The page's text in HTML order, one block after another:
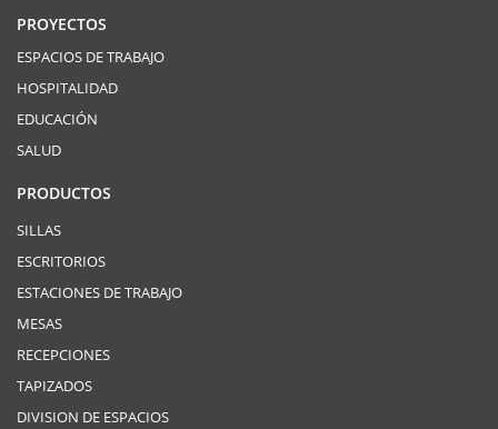
PROYECTOS
ESPACIOS DE TRABAJO
HOSPITALIDAD
EDUCACIÓN
SALUD
PRODUCTOS
SILLAS
ESCRITORIOS
ESTACIONES DE TRABAJO
MESAS
RECEPCIONES
TAPIZADOS
DIVISION DE ESPACIOS